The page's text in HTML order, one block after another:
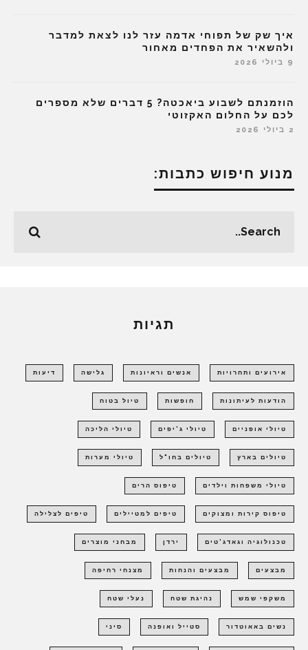
איך שק של תפוחי אדמה עזר לנו לצאת למדבר
ולהשאיר את הפחדים מאחור
9 ביולי 2026
הוזמנתם לשבוע ביאכטה? 5 דברים שלא מספרים
לכם על החלום האקזוטי
2 ביולי 2026
מנוע חיפוש כתבות:
תגיות
אירועים ותחרויות אנשים וראיונות גלישה דיעות
הודעות לעיתונות חופשות טיול בטוח
טיולי אופניים טיולי ג'יפים טיולי הליכה
טיולים בארץ טיולים בחו"ל טיולי מערות
טיולי משפחות וילדים טיפוס הרים
טיפוס קירות ומצוקים טיפים למטיילים טיפים לצלילה
טכנולוגיה וגאדג'טים ירדן מבחני מוצרים
מבצעים מבצעים והנחות מצנחי רחיפה
משקפי שמש נהיגת שטח נעלי שטח
נשים באאוטדור סטייל ואופנה סיני